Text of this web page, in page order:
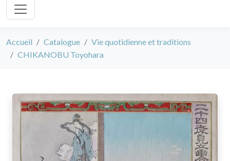
Accueil Catalogue
Vie quotidienne et traditions
CHIKANOBU Toyohara